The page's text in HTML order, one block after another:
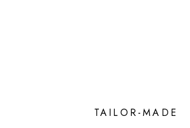
TAILOR-MADE